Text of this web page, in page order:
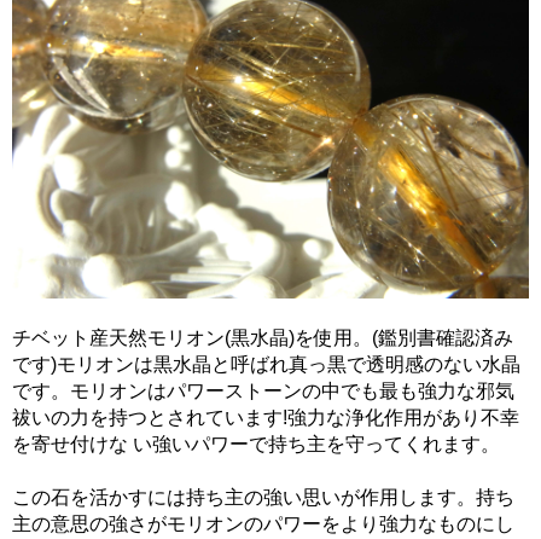
チベット産天然モリオン(黒水晶)を使用。(鑑別書確認済み
です)モリオンは黒水晶と呼ばれ真っ黒で透明感のない水晶
です。モリオンはパワーストーンの中でも最も強力な邪気
祓いの力を持つとされています!強力な浄化作用があり不幸
を寄せ付けな い強いパワーで持ち主を守ってくれます。
この石を活かすには持ち主の強い思いが作用します。持ち
主の意思の強さがモリオンのパワーをより強力なものにし